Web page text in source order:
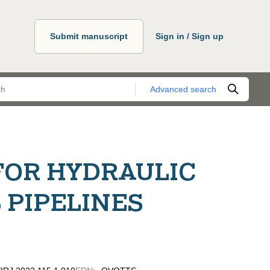
Submit manuscript Sign in / Sign up
Advanced search
HYDRAULIC
PIPELINES